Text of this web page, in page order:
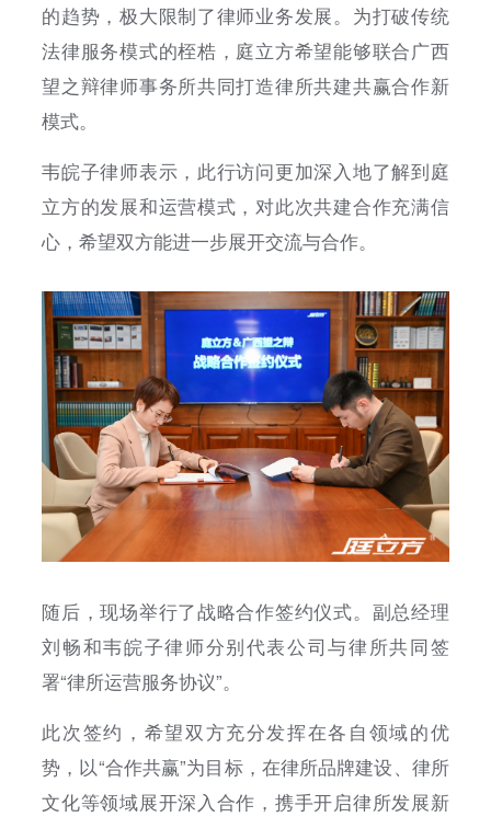
的趋势，极大限制了律师业务发展。为打破传统
法律服务模式的桎梏，庭立方希望能够联合广西
望之辩律师事务所共同打造律所共建共赢合作新
模式。
韦皖子律师表示，此行访问更加深入地了解到庭
立方的发展和运营模式，对此次共建合作充满信
心，希望双方能进一步展开交流与合作。
随后，现场举行了战略合作签约仪式。副总经理
刘畅和韦皖子律师分别代表公司与律所共同签
署“律所运营服务协议”。
此次签约，希望双方充分发挥在各自领域的优
势，以“合作共赢”为目标，在律所品牌建设、律所
文化等领域展开深入合作，携手开启律所发展新